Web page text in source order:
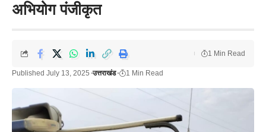
अभियोग पंजीकृत
Published July 13, 2025 उत्तराखंड 1 Min Read
1 Min Read